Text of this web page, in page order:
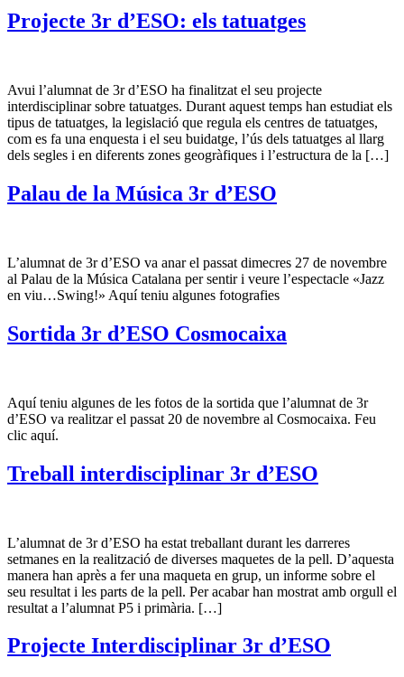
Projecte 3r d’ESO: els tatuatges
Avui l’alumnat de 3r d’ESO ha finalitzat el seu projecte
interdisciplinar sobre tatuatges. Durant aquest temps han estudiat els
tipus de tatuatges, la legislació que regula els centres de tatuatges,
com es fa una enquesta i el seu buidatge, l’ús dels tatuatges al llarg
dels segles i en diferents zones geogràfiques i l’estructura de la […]
Palau de la Música 3r d’ESO
L’alumnat de 3r d’ESO va anar el passat dimecres 27 de novembre
al Palau de la Música Catalana per sentir i veure l’espectacle «Jazz
en viu…Swing!» Aquí teniu algunes fotografies
Sortida 3r d’ESO Cosmocaixa
Aquí teniu algunes de les fotos de la sortida que l’alumnat de 3r
d’ESO va realitzar el passat 20 de novembre al Cosmocaixa. Feu
clic aquí.
Treball interdisciplinar 3r d’ESO
L’alumnat de 3r d’ESO ha estat treballant durant les darreres
setmanes en la realització de diverses maquetes de la pell. D’aquesta
manera han après a fer una maqueta en grup, un informe sobre el
seu resultat i les parts de la pell. Per acabar han mostrat amb orgull el
resultat a l’alumnat P5 i primària. […]
Projecte Interdisciplinar 3r d’ESO